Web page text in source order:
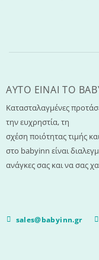
AYTO EINAI TO
Κατασταλαγμένες
την ευχρηστία, τη
σχέση ποιότητας τιμής
στο babyinn είναι
ανάγκες σας και να σας
sales@babyinn.gr